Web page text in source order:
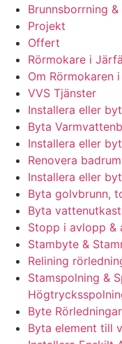
Brunnsborrning
Projekt
Offert
Rörmokare i
Om Rörmokaren
VVS Tjänster
Installera eller
Byta
Installera eller
Renovera
Installera eller
Byta golvbrunn,
Byta
Stopp i avlopp &
Stambyte &
Relining
Stamspolning &
Byte
Byta element till